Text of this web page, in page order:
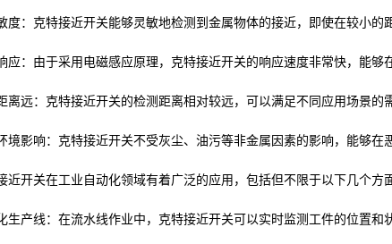
度：克特接近开关能够灵敏地检测到金属物体的接近，即使在较小的
应：由于采用电磁感应原理，克特接近开关的响应速度非常快，能够
离远：克特接近开关的检测距离相对较远，可以满足不同应用场景的
境影响：克特接近开关不受灰尘、油污等非金属因素的影响，能够在
近开关在工业自动化领域有着广泛的应用，包括但不限于以下几个方面
生产线：在流水线作业中，克特接近开关可以实时监测工件的位置和